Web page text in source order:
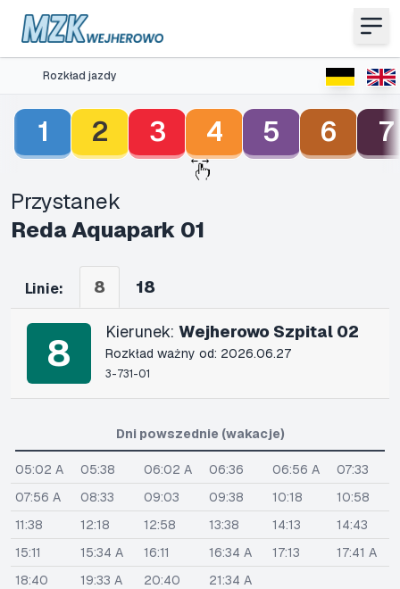
Rozkład jazdy
1 2 3 4 5 6 7
Przystanek
Reda Aquapark 01
Linie: 8 18
8 Kierunek: Wejherowo Szpital 02
Rozkład ważny od: 2026.06.27
3-731-01
Dni powszednie (wakacje)
05:02 A 05:38 06:02 A 06:36 06:56 A
07:33
07:56 A
08:33 09:03 09:38 10:18
10:58
11:38
12:18 12:58 13:38 14:13
14:43
15:11
15:34 A 16:11 16:34 A 17:13
17:41 A
18:40
19:33 A 20:40
21:34 A